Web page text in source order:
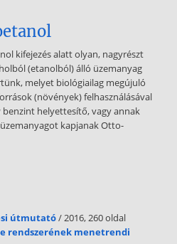
kifejezés alatt olyan, nagyrészt
(etanolból) álló üzemanyag
melyet biológiailag megújuló
(növények) felhasználásával
helyettesítő, vagy annak
kapjanak Otto-
útmutató/ 2016, 260 oldal
rendszerének menetrendi